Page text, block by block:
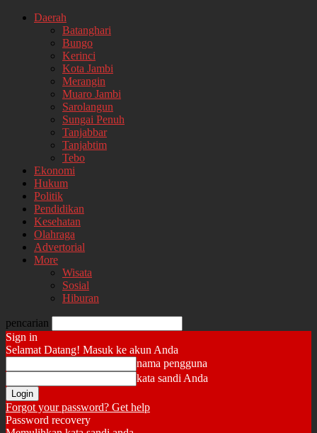
Daerah
Batanghari
Bungo
Kerinci
Kota Jambi
Merangin
Muaro Jambi
Sarolangun
Sungai Penuh
Tanjabbar
Tanjabtim
Tebo
Ekonomi
Hukum
Politik
Pendidikan
Kesehatan
Olahraga
Advertorial
More
Wisata
Sosial
Hiburan
pencarian
Sign in
Selamat Datang! Masuk ke akun Anda
nama pengguna
kata sandi Anda
Forgot your password? Get help
Password recovery